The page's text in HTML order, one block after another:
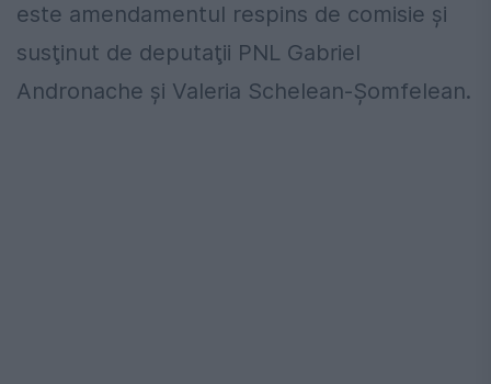
este amendamentul respins de comisie şi
susţinut de deputaţii PNL Gabriel
Andronache şi Valeria Schelean-Şomfelean.